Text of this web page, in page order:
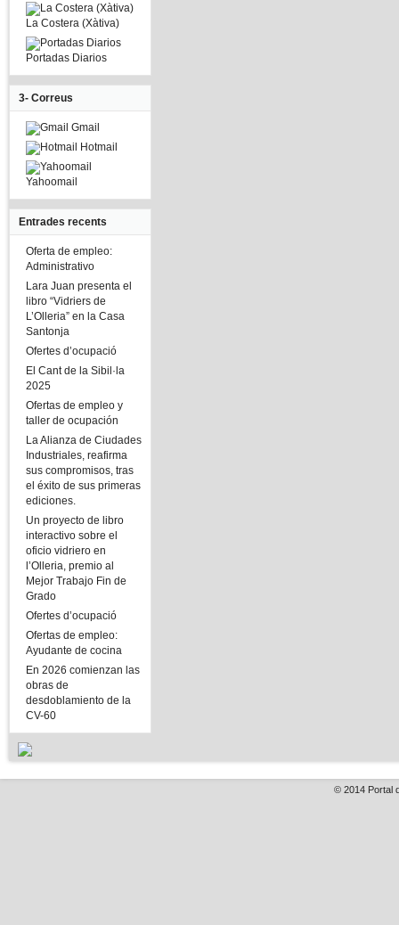
La Costera (Xàtiva)
Portadas Diarios
3- Correus
Gmail
Hotmail
Yahoomail
Entrades recents
Oferta de empleo:
Administrativo
Lara Juan presenta el
libro “Vidriers de
L’Olleria” en la Casa
Santonja
Ofertes d’ocupació
El Cant de la Sibil·la
2025
Ofertas de empleo y
taller de ocupación
La Alianza de Ciudades
Industriales, reafirma
sus compromisos, tras
el éxito de sus primeras
ediciones.
Un proyecto de libro
interactivo sobre el
oficio vidriero en
l’Olleria, premio al
Mejor Trabajo Fin de
Grado
Ofertes d’ocupació
Ofertas de empleo:
Ayudante de cocina
En 2026 comienzan las
obras de
desdoblamiento de la
CV-60
© 2014 Portal